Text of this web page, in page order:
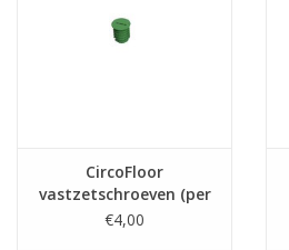
CircoFloor
vastzetschroeven (per
15 st.)
€4,00